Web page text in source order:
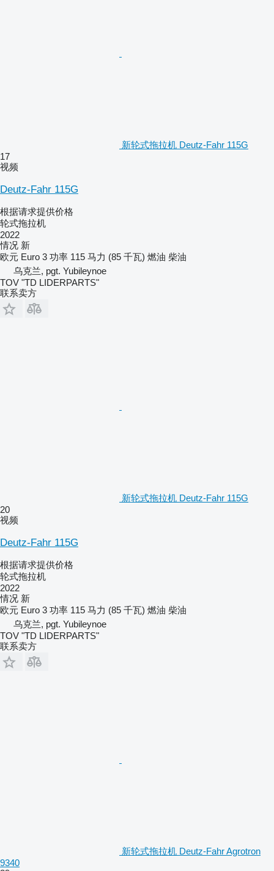
新轮式拖拉机 Deutz-Fahr 115G
17
视频
Deutz-Fahr 115G
根据请求提供价格
轮式拖拉机
2022
情况 新
欧元 Euro 3 功率 115 马力 (85 千瓦) 燃油 柴油
乌克兰, pgt. Yubileynoe
TOV "TD LIDERPARTS"
联系卖方
新轮式拖拉机 Deutz-Fahr 115G
20
视频
Deutz-Fahr 115G
根据请求提供价格
轮式拖拉机
2022
情况 新
欧元 Euro 3 功率 115 马力 (85 千瓦) 燃油 柴油
乌克兰, pgt. Yubileynoe
TOV "TD LIDERPARTS"
联系卖方
新轮式拖拉机 Deutz-Fahr Agrotron
9340